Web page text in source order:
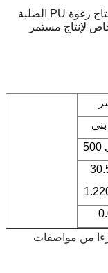
يمكن استخدام WANNATE® PM-400 في إنتاج رغوة PU الصلبة
لإنتاج مستمر
من مواصفات